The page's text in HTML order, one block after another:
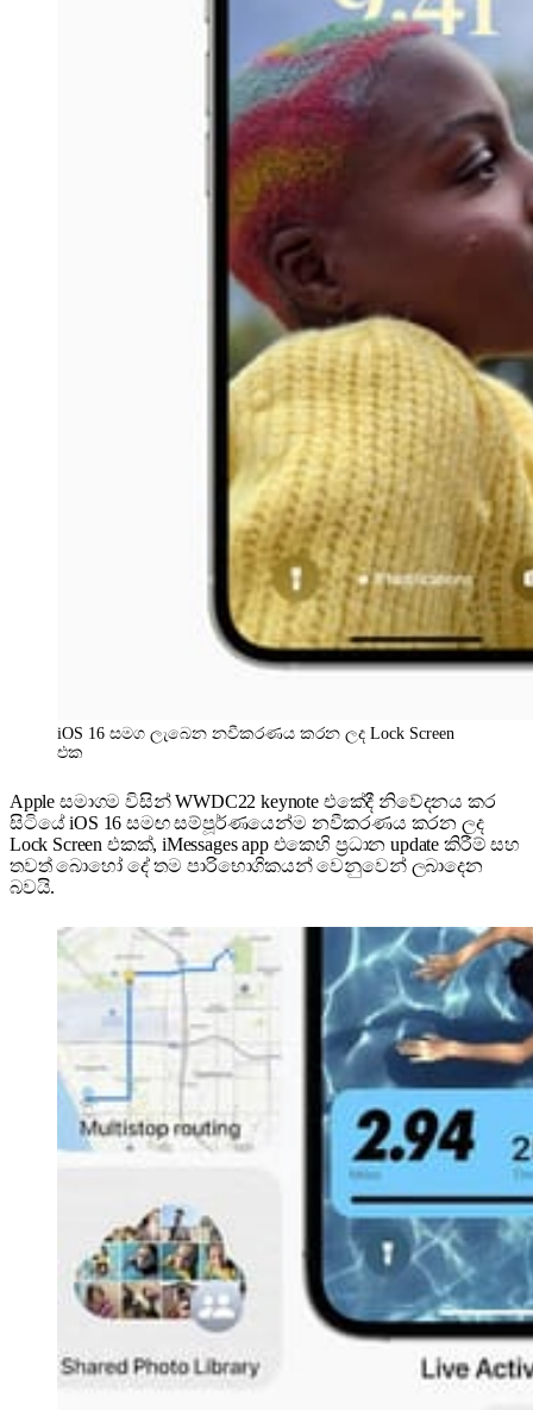
iOS 16 සමග ලැබෙන නවීකරණය කරන ලද Lock Screen
එක
Apple සමාගම විසින් WWDC22 keynote එකේදී නිවේදනය කර
සිටියේ iOS 16 සමඟ සම්පූර්ණයෙන්ම නවීකරණය කරන ලද
Lock Screen එකක්, iMessages app එකෙහි ප්‍රධාන update කිරීම් සහ
තවත් බොහෝ දේ තම පාරිභොගිකයන් වෙනුවෙන් ලබාදෙන
බවයි.